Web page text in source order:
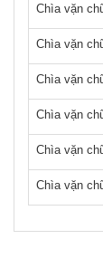
Chìa vặn
Chìa vặn
Chìa vặn
Chìa vặn
Chìa vặn
Chìa vặn